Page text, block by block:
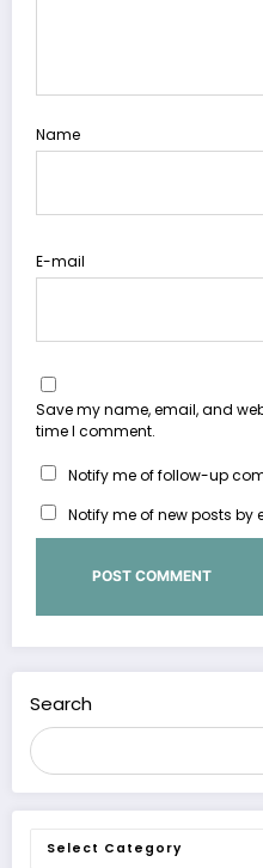
Name
E-mail
Save my name, email, and
time I comment.
Notify me of follow-up
Notify me of new posts by
Search
Categories